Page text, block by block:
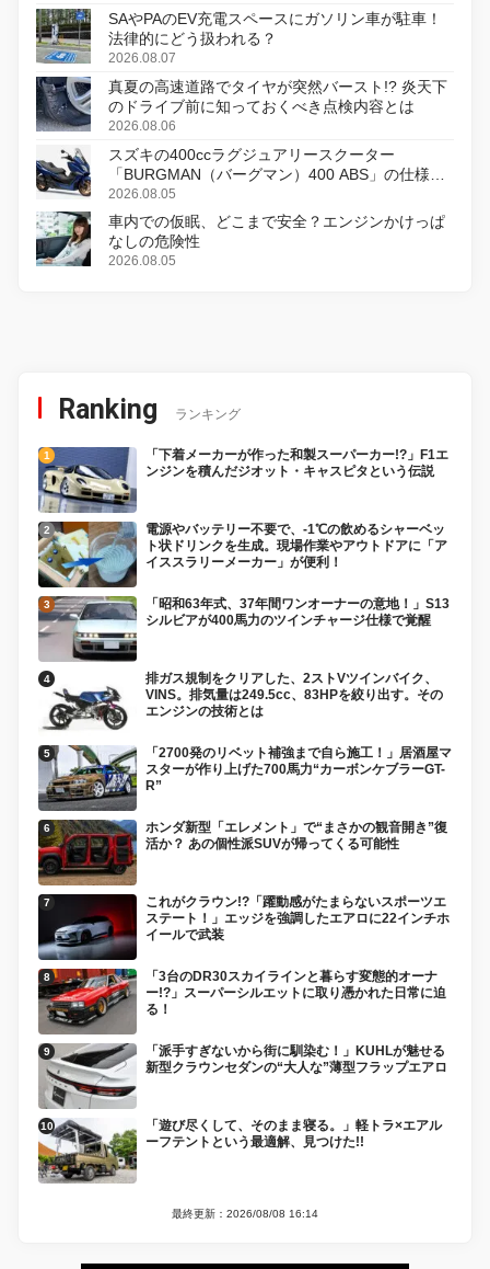
SAやPAのEV充電スペースにガソリン車が駐車！
法律的にどう扱われる？
2026.08.07
真夏の高速道路でタイヤが突然バースト!? 炎天下
のドライブ前に知っておくべき点検内容とは
2026.08.06
スズキの400ccラグジュアリースクーター
「BURGMAN（バーグマン）400 ABS」の仕様を
変更し、8月18日に発売
2026.08.05
車内での仮眠、どこまで安全？エンジンかけっぱ
なしの危険性
2026.08.05
Ranking ランキング
「下着メーカーが作った和製スーパーカー!?」F1エ
ンジンを積んだジオット・キャスピタという伝説
電源やバッテリー不要で、-1℃の飲めるシャーベッ
ト状ドリンクを生成。現場作業やアウトドアに「ア
イススラリーメーカー」が便利！
「昭和63年式、37年間ワンオーナーの意地！」S13
シルビアが400馬力のツインチャージ仕様で覚醒
排ガス規制をクリアした、2ストVツインバイク、
VINS。排気量は249.5cc、83HPを絞り出す。その
エンジンの技術とは
「2700発のリベット補強まで自ら施工！」居酒屋マ
スターが作り上げた700馬力“カーボンケブラーGT-
R”
ホンダ新型「エレメント」で“まさかの観音開き”復
活か？ あの個性派SUVが帰ってくる可能性
これがクラウン!?「躍動感がたまらないスポーツエ
ステート！」エッジを強調したエアロに22インチホ
イールで武装
「3台のDR30スカイラインと暮らす変態的オーナ
ー!?」スーパーシルエットに取り憑かれた日常に迫
る！
「派手すぎないから街に馴染む！」KUHLが魅せる
新型クラウンセダンの“大人な”薄型フラップエアロ
「遊び尽くして、そのまま寝る。」軽トラ×エアル
ーフテントという最適解、見つけた!!
最終更新：2026/08/08 16:14